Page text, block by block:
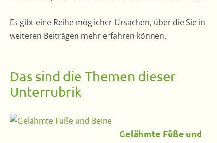
Es gibt eine Reihe möglicher Ursachen, über die Sie in
weiteren Beiträgen mehr erfahren können.
Das sind die Themen dieser
Unterrubrik
Gelähmte Füße und